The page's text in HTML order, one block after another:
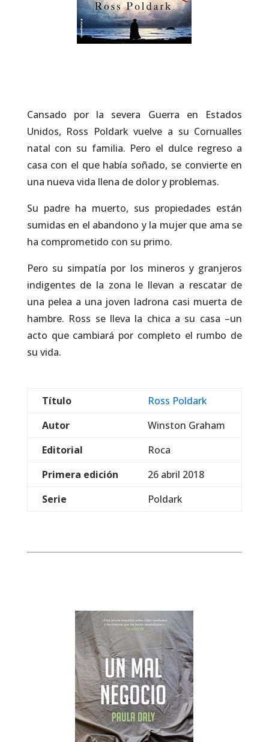
Cansado por la severa Guerra en Estados
Unidos, Ross Poldark vuelve a su Cornualles
natal con su familia. Pero el dulce regreso a
casa con el que había soñado, se convierte en
una nueva vida llena de dolor y problemas.
Su padre ha muerto, sus propiedades están
sumidas en el abandono y la mujer que ama se
ha comprometido con su primo.
Pero su simpatía por los mineros y granjeros
indigentes de la zona le llevan a rescatar de
una pelea a una joven ladrona casi muerta de
hambre. Ross se lleva la chica a su casa –un
acto que cambiará por completo el rumbo de
su vida.
Título
Ross Poldark
Autor
Winston Graham
Editorial
Roca
Primera edición
26 abril 2018
Serie
Poldark